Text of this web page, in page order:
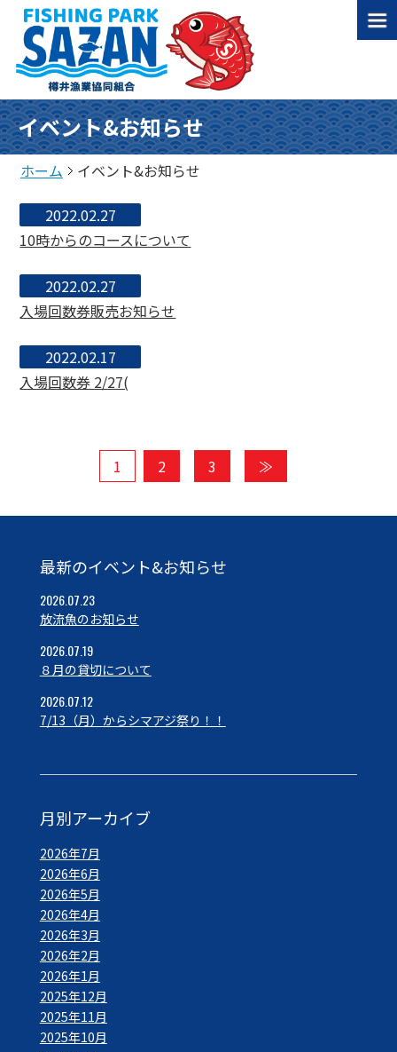
イベント&お知らせ
ホーム イベント&お知らせ
2022.02.27
10時からのコースについて
2022.02.27
入場回数券販売お知らせ
2022.02.17
入場回数券 2/27(
1 2 3 ≫
最新のイベント&お知らせ
2026.07.23
放流魚のお知らせ
2026.07.19
８月の貸切について
2026.07.12
7/13（月）からシマアジ祭り！！
月別アーカイブ
2026年7月
2026年6月
2026年5月
2026年4月
2026年3月
2026年2月
2026年1月
2025年12月
2025年11月
2025年10月